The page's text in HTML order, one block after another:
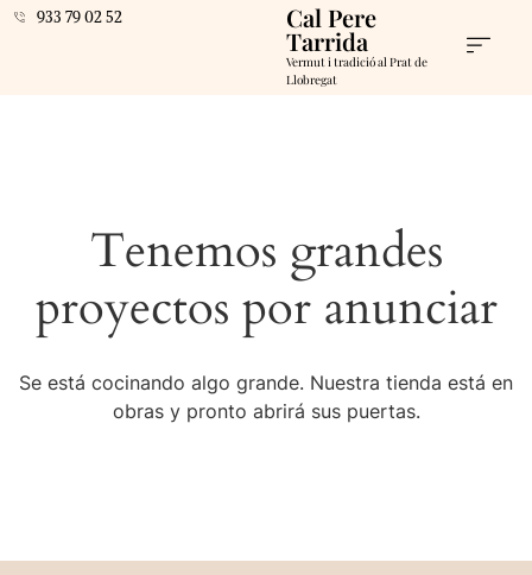
933 79 02 52 Cal Pere
Tarrida
Vermut i tradició al Prat de
Llobregat
Tenemos grandes
proyectos por anunciar
Se está cocinando algo grande. Nuestra tienda está en
obras y pronto abrirá sus puertas.